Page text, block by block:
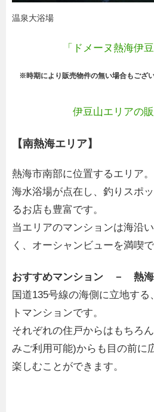
温泉大浴場
「ドメーヌ熱海伊
※時期により販売物件の無い場合もござ
伊豆山エリアの
【南熱海エリア】
熱海市南部に位置するエリア。
海水浴場が点在し、釣りスポ
るお店も豊富です。
当エリアのマンションは海沿
く、オーシャンビューを満喫
おすすめマンション － 熱海
国道135号線の海側に立地す
トマンションです。
それぞれの住戸からはもちろ
みご利用可能)からも目の前に
楽しむことができます。